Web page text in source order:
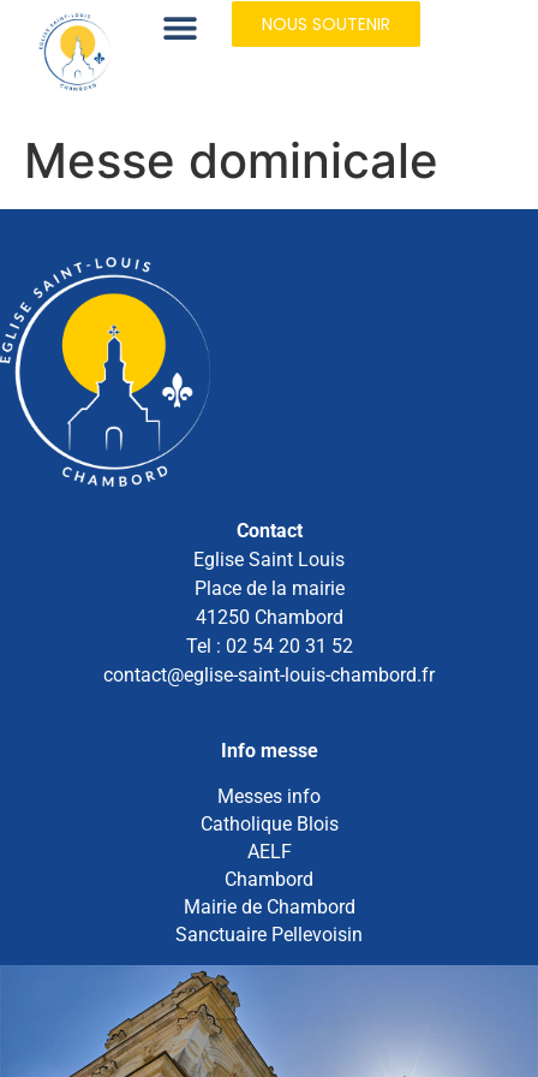
NOUS SOUTENIR
Messe dominicale
Contact
Eglise Saint Louis
Place de la mairie
41250 Chambord
Tel : 02 54 20 31 52
contact@eglise-saint-louis-chambord.fr
Info messe
Messes info
Catholique Blois
AELF
Chambord
Mairie de Chambord
Sanctuaire Pellevoisin